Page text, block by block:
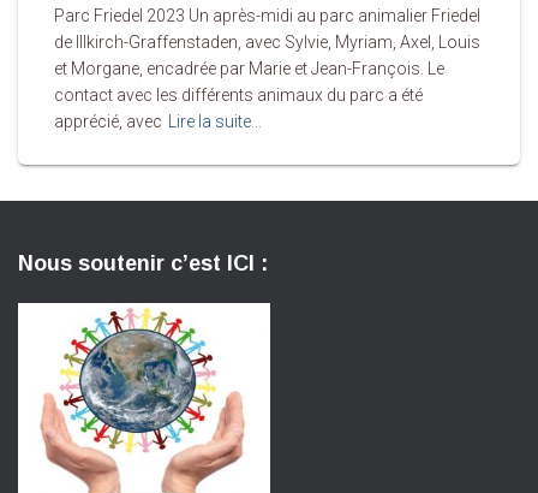
Parc Friedel 2023 Un après-midi au parc animalier Friedel
de Illkirch-Graffenstaden, avec Sylvie, Myriam, Axel, Louis
et Morgane, encadrée par Marie et Jean-François. Le
contact avec les différents animaux du parc a été
apprécié, avec
Lire la suite…
Nous soutenir c’est ICI :